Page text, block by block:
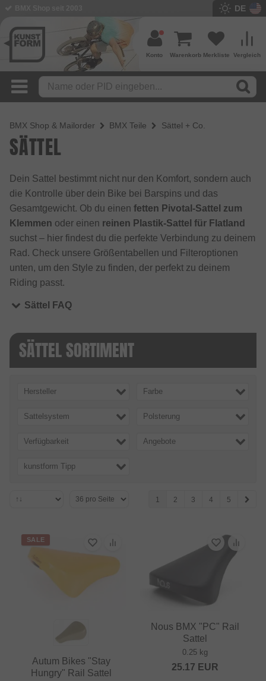
DE
Vergleich
Merkliste
Warenkorb
Konto
BMX Shop & Mailorder BMX Teile Sättel + Co.
SÄTTEL
Dein Sattel bestimmt nicht nur den Komfort, sondern auch
die Kontrolle über dein Bike bei Barspins und das
Gesamtgewicht. Ob du einen fetten Pivotal-Sattel zum
Klemmen oder einen reinen Plastik-Sattel für Flatland
suchst – hier findest du die perfekte Verbindung zu deinem
Rad. Check unsere Größentabellen und Filteroptionen
unten, um den Style zu finden, der perfekt zu deinem
Riding passt.
Sättel FAQ
SÄTTEL SORTIMENT
Hersteller Farbe
Sattelsystem Polsterung
Verfügbarkeit Angebote
kunstform Tipp
1 2 3 4 5
SALE
Autum Bikes "Stay
Hungry" Rail Sattel
Nous BMX "PC" Rail
Sattel
0.25 kg
25.17 EUR